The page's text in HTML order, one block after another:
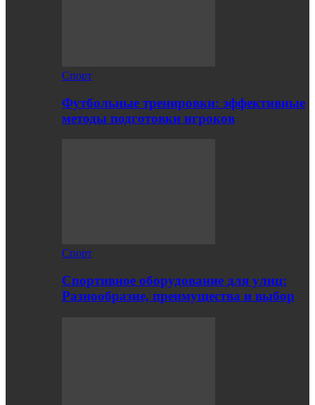
Спорт
Футбольные тренировки: эффективные
методы подготовки игроков
Спорт
Спортивное оборудование для улиц:
Разнообразие, преимущества и выбор